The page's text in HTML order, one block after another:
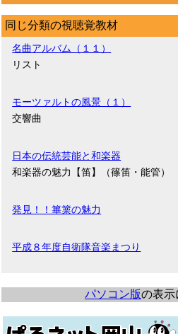
同じ分類の視聴覚教材
名曲アルバム（１１）
リスト
モーツァルトの風景（１）
交響曲
日本の伝統芸能と和楽器
和楽器の魅力【笛】（篠笛・能管）
発見！！篳篥の魅力
平成８年度自衛隊音楽まつり
パソコン版の表示